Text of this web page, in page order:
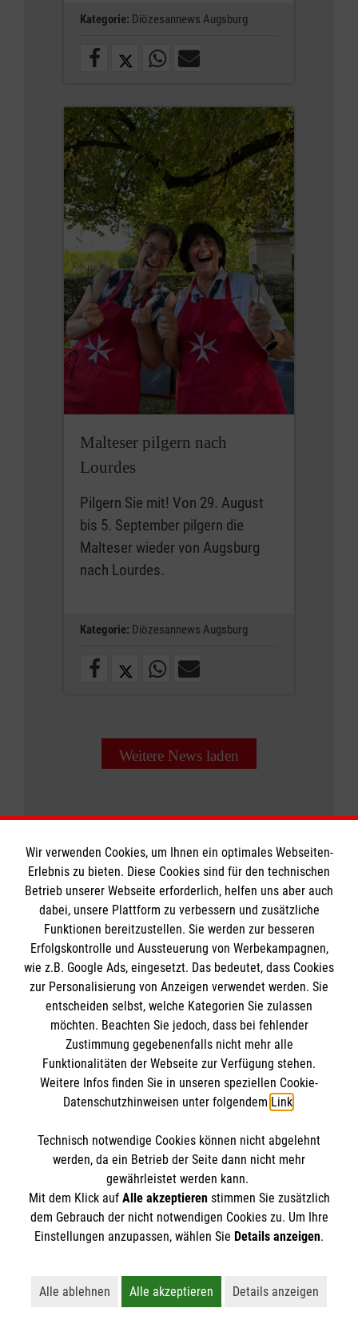
Kategorie: Diözesannews Augsburg
Malteser pilgern nach
Lourdes
Pilgern Sie mit! Von 29. August
bis 5. September pilgern die
Malteser wieder von Augsburg
nach Lourdes.
Kategorie: Diözesannews Augsburg
Weitere News laden
Informationen
Impressum
Datenschutz
Kontakt
Barrierefreiheit
Die Malteser
Malteser in Deutschland
Malteserorden
Sharepoint
Spendenkonto
Bank: Pax-Bank für Kirche und Caritas eG
IBAN: DE67 3706 0120 1201 2020 90
BIC: GENODED1PA7
So finden Sie uns
Bahnhofstraße 32
87499 Wildpoldsried
Der Malteser Hilfsdienst e.V. ist als eingetragene
Gewerbesteuer befreit.
Wir verwenden Cookies, um Ihnen ein optimales Webseiten-
Erlebnis zu bieten. Diese Cookies sind für den technischen
Betrieb unserer Webseite erforderlich, helfen uns aber auch
dabei, unsere Plattform zu verbessern und zusätzliche
Funktionen bereitzustellen. Sie werden zur besseren
Erfolgskontrolle und Aussteuerung von Werbekampagnen,
wie z.B. Google Ads, eingesetzt. Das bedeutet, dass Cookies
zur Personalisierung von Anzeigen verwendet werden. Sie
entscheiden selbst, welche Kategorien Sie zulassen
möchten. Beachten Sie jedoch, dass bei fehlender
Zustimmung gegebenenfalls nicht mehr alle
Funktionalitäten der Webseite zur Verfügung stehen.
Weitere Infos finden Sie in unseren speziellen Cookie-
Datenschutzhinweisen unter folgendem Link.
Technisch notwendige Cookies können nicht abgelehnt
werden, da ein Betrieb der Seite dann nicht mehr
gewährleistet werden kann.
Mit dem Klick auf Alle akzeptierenstimmen Sie zusätzlich
dem Gebrauch der nicht notwendigen Cookies zu. Um Ihre
Einstellungen anzupassen, wählen Sie Details anzeigen.
Alle ablehnen
Lehnt alle nicht-essentiellen Cookies ab
Alle akzeptieren
Akzeptiert alle Cookies
Details anzeigen